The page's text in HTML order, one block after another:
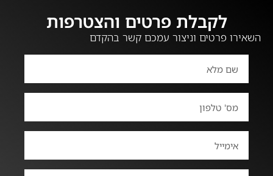
לקבלת פרטים והצטרפות
השאירו פרטים וניצור עמכם קשר בהקדם